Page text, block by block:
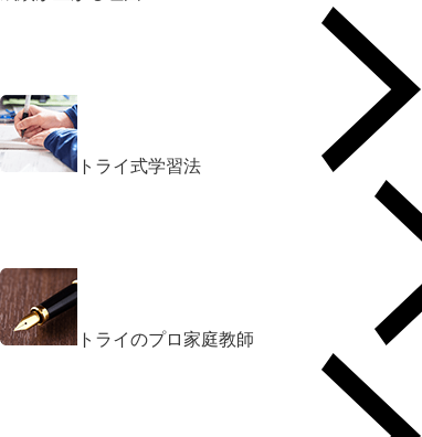
トライ式学習法
トライのプロ家庭教師